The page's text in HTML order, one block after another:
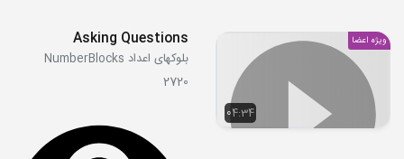
04:34
ویژه اعضا Asking Questions
بلوکهای اعداد NumberBlocks
2720